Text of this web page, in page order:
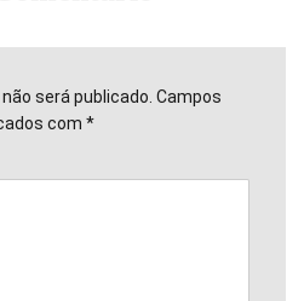
será publicado. Campos
com *